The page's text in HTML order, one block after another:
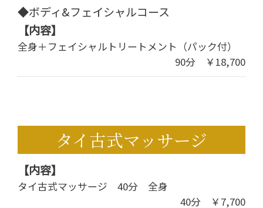
◆ボディ&フェイシャルコース
【内容】
全身＋フェイシャルトリートメント（パック付）
90分 ￥18,700
タイ古式マッサージ
【内容】
タイ古式マッサージ 40分 全身
40分 ￥7,700